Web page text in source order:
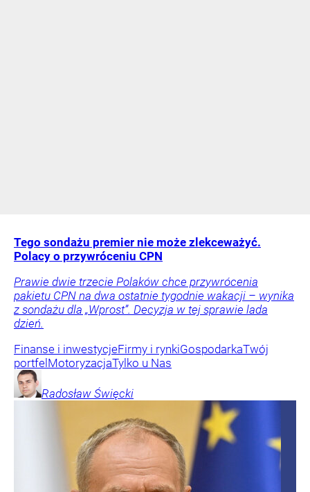
Tego sondażu premier nie może zlekceważyć.
Polacy o przywróceniu CPN
Prawie dwie trzecie Polaków chce przywrócenia
pakietu CPN na dwa ostatnie tygodnie wakacji – wynika
z sondażu dla „Wprost”. Decyzja w tej sprawie lada
dzień.
Finanse i inwestycjeFirmy i rynkiGospodarkaTwój
portfel MotoryzacjaTylko u Nas
Radosław Święcki